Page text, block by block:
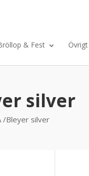
& Fest Övrigt
silver
/Bleyer silver